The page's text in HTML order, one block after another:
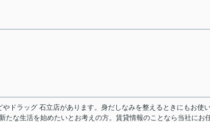
ドラッグ 石立店があります。身だしなみを整えるときにもお使
たな生活を始めたいとお考えの方。賃貸情報のことなら当社にお